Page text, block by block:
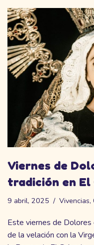
Viernes de
tradición en El
9 abril, 2025 Vivencias,
Este viernes de Dolores
de la velación con la